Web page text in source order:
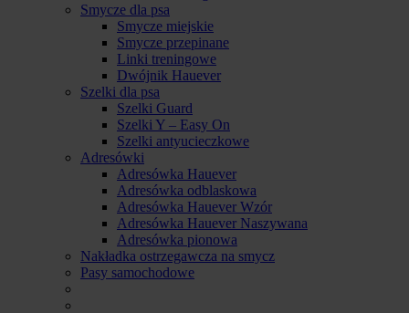
Smycze dla psa
Smycze miejskie
Smycze przepinane
Linki treningowe
Dwójnik Hauever
Szelki dla psa
Szelki Guard
Szelki Y – Easy On
Szelki antyucieczkowe
Adresówki
Adresówka Hauever
Adresówka odblaskowa
Adresówka Hauever Wzór
Adresówka Hauever Naszywana
Adresówka pionowa
Nakładka ostrzegawcza na smycz
Pasy samochodowe